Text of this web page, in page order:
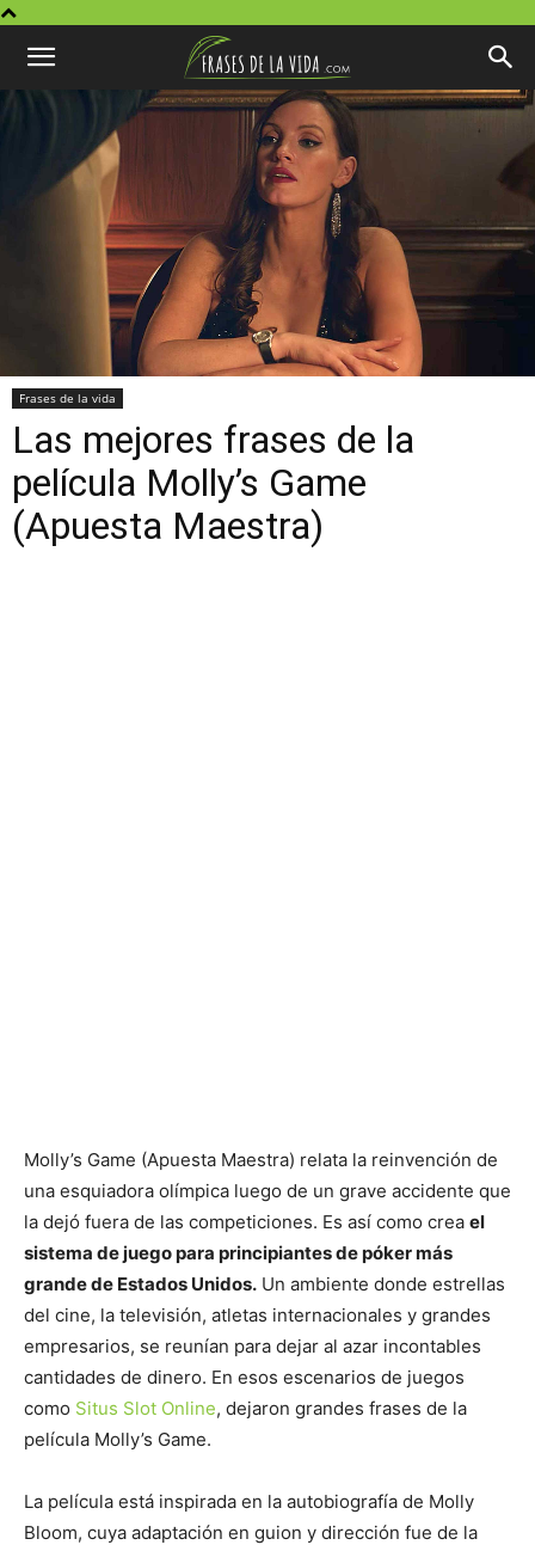
Frases de la vida
Las mejores frases de la
película Molly’s Game
(Apuesta Maestra)
Molly’s Game (Apuesta Maestra) relata la reinvención de
una esquiadora olímpica luego de un grave accidente que
la dejó fuera de las competiciones. Es así como crea el
sistema de juego para principiantes de póker más
grande de Estados Unidos. Un ambiente donde estrellas
del cine, la televisión, atletas internacionales y grandes
empresarios, se reunían para dejar al azar incontables
cantidades de dinero. En esos escenarios de juegos
como Situs Slot Online, dejaron grandes frases de la
película Molly’s Game.
La película está inspirada en la autobiografía de Molly
Bloom, cuya adaptación en guion y dirección fue de la